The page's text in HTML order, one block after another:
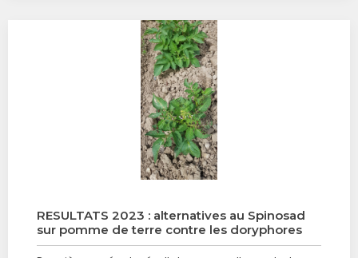
RESULTATS 2023 : alternatives au Spinosad
sur pomme de terre contre les doryphores